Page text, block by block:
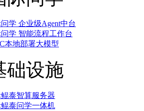
学 企业级Agent中台
学 智能流程工作台
本地部署大模型
础设施
泰智算服务器
泰问学一体机